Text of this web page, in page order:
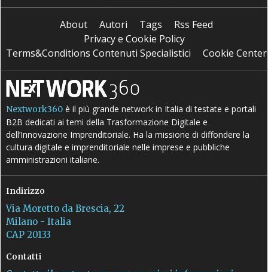
About Autori Tags
Rss Feed
Privacy e Cookie Policy
Terms&Conditions Contenuti Specialistici
Cookie Center
Nextwork360 è il più grande network in Italia di testate e portali
B2B dedicati ai temi della Trasformazione Digitale e
dell’Innovazione Imprenditoriale. Ha la missione di diffondere la
cultura digitale e imprenditoriale nelle imprese e pubbliche
amministrazioni italiane.
Indirizzo
Via Moretto da Brescia, 22
Milano - Italia
CAP 20133
Contatti